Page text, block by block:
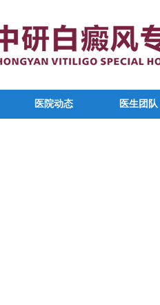
医院动态 医生团队